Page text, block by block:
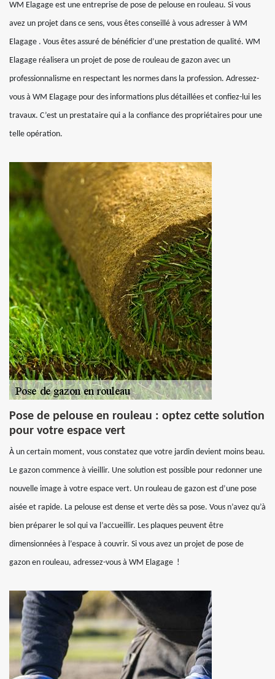
WM Elagage est une entreprise de pose de pelouse en rouleau. Si vous
avez un projet dans ce sens, vous êtes conseillé à vous adresser à WM
Elagage . Vous êtes assuré de bénéficier d’une prestation de qualité. WM
Elagage réalisera un projet de pose de rouleau de gazon avec un
professionnalisme en respectant les normes dans la profession. Adressez-
vous à WM Elagage pour des informations plus détaillées et confiez-lui les
travaux. C’est un prestataire qui a la confiance des propriétaires pour une
telle opération.
Pose de pelouse en rouleau : optez cette solution
pour votre espace vert
À un certain moment, vous constatez que votre jardin devient moins beau.
Le gazon commence à vieillir. Une solution est possible pour redonner une
nouvelle image à votre espace vert. Un rouleau de gazon est d’une pose
aisée et rapide. La pelouse est dense et verte dès sa pose. Vous n’avez qu’à
bien préparer le sol qui va l’accueillir. Les plaques peuvent être
dimensionnées à l’espace à couvrir. Si vous avez un projet de pose de
gazon en rouleau, adressez-vous à WM Elagage !